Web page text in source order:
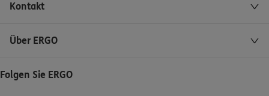
Kontakt
Über ERGO
Folgen Sie ERGO